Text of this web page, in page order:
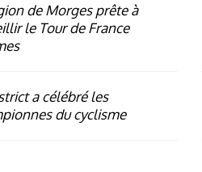
de Morges prête à
le Tour de France
a célébré les
du cyclisme